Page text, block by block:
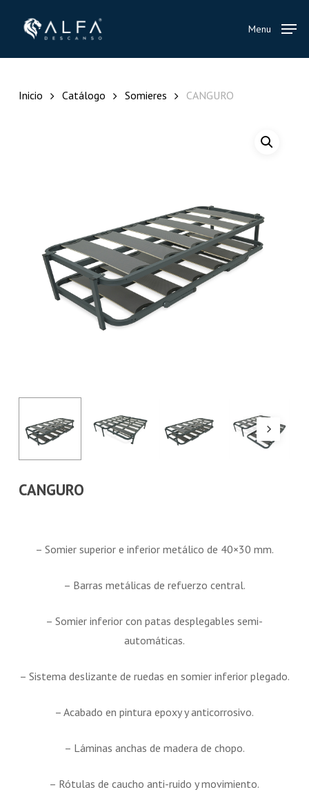
Menu
Inicio Catálogo Somieres CANGURO
CANGURO
– Somier superior e inferior metálico de 40×30 mm.
– Barras metálicas de refuerzo central.
– Somier inferior con patas desplegables semi-
automáticas.
– Sistema deslizante de ruedas en somier inferior plegado.
– Acabado en pintura epoxy y anticorrosivo.
– Láminas anchas de madera de chopo.
– Rótulas de caucho anti-ruido y movimiento.